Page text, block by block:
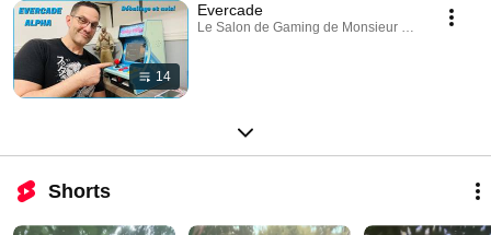
14
Evercade
Le Salon de Gaming de Monsieur Smith · Playlist
Shorts